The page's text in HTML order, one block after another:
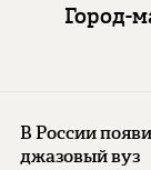
Город-
В России
джазовый вуз